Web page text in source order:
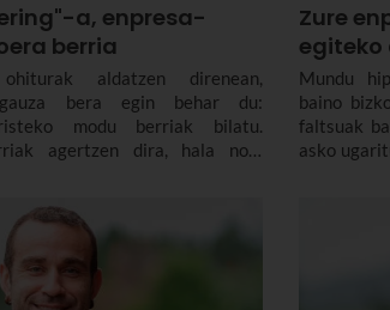
a, enpresa-
berria
ohiturak aldatzen direnean,
bera egin behar du:
modu berriak bilatu.
agertzen dira, hala nola
positiboa ezartzea eta
Zure
egiteko
Mundu
baino
faltsuak
asko